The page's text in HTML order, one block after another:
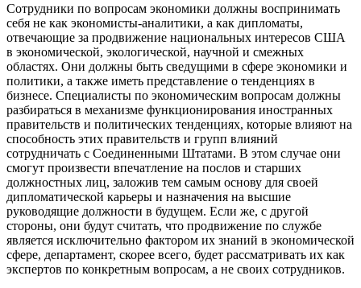
Сотрудники по вопросам экономики должны воспринимать
себя не как экономисты-аналитики, а как дипломаты,
отвечающие за продвижение национальных интересов США
в экономической, экологической, научной и смежных
областях. Они должны быть сведущими в сфере экономики и
политики, а также иметь представление о тенденциях в
бизнесе. Специалисты по экономическим вопросам должны
разбираться в механизме функционирования иностранных
правительств и политических тенденциях, которые влияют на
способность этих правительств и групп влияний
сотрудничать с Соединенными Штатами. В этом случае они
смогут произвести впечатление на послов и старших
должностных лиц, заложив тем самым основу для своей
дипломатической карьеры и назначения на высшие
руководящие должности в будущем. Если же, с другой
стороны, они будут считать, что продвижение по службе
является исключительно фактором их знаний в экономической
сфере, департамент, скорее всего, будет рассматривать их как
экспертов по конкретным вопросам, а не своих сотрудников.